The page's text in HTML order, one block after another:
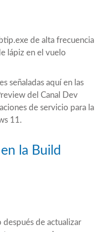
de alta frecuencia
lápiz en el vuelo
señaladas aquí en las
del Canal Dev
de servicio para la
11.
la Build
de actualizar